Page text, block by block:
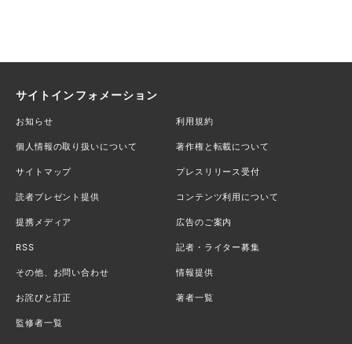
サイトインフォメーション
お知らせ 利用規約
個人情報の取り扱いについて 著作権と転載について
サイトマップ プレスリリース受付
読者プレゼント提供 コンテンツ利用について
提携メディア 広告のご案内
RSS 記者・ライター募集
その他、お問い合わせ 情報提供
お詫びと訂正 著者一覧
監修者一覧